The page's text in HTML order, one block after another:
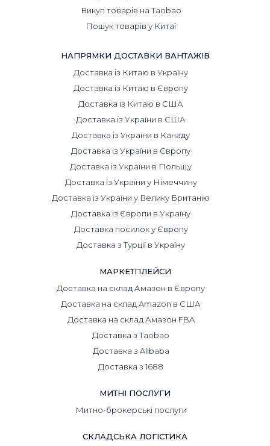
Викуп товарів на Taobao
Пошук товарів у Китаї
НАПРЯМКИ ДОСТАВКИ ВАНТАЖІВ
Доставка із Китаю в Україну
Доставка із Китаю в Європу
Доставка із Китаю в США
Доставка із України в США
Доставка із України в Канаду
Доставка із України в Європу
Доставка із України в Польщу
Доставка із України у Німеччину
Доставка із України у Велику Британію
Доставка із Європи в Україну
Доставка посилок у Європу
Доставка з Турції в Україну
МАРКЕТПЛЕЙСИ
Доставка на склад Амазон в Європу
Доставка на склад Amazon в США
Доставка на склад Амазон FBA
Доставка з Taobao
Доставка з Alibaba
Доставка з 1688
МИТНІ ПОСЛУГИ
Митно-брокерські послуги
СКЛАДСЬКА ЛОГІСТИКА